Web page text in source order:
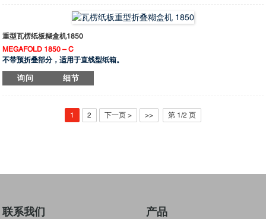
· 所有工序均采用独立伺服电机驱动系统。
· 电机驱动的传送装置，配备高精度直线导轨。
记忆功能，用于保存重复作业。
适用于直线盒、勾底盒和双边盒
MEGAFOLD 1650 – SL
适用于直线盒，勾底盒，双边盒，4角盒和 6角盒。
MEGAFOLD-1650 适用于重型包装行业中中大尺寸纸箱的完美解决方案。具备高生
产效率，可灵活加工从薄型白纸板到厚型瓦楞纸箱的多种材料
· 模块化设计，可根据客户需求进行不同配置。
丰富的配件选择，支持数千种设计运行。
· 所有工序均采用独立伺服电机驱动系统。
· 电机驱动的传送装置，配备高精度直线导轨。
重型瓦楞纸板糊盒机1850
MEGAFOLD 1850 – C
不带预折叠部分，适用于直线型纸箱。
MEGAFOLD 1850 – AC
无预折叠部分，适用于直线盒、勾底盒和双边盒。
MEGAFOLD 1850 – SL
适用于直线盒，勾底盒，双边盒，4角盒和 6角盒。
· 电机驱动的传送装置，配备高精度直线导轨。
询问 细节
1 2 下一页 > >> 第 1/2 页
联系我们 产品